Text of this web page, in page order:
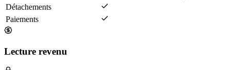
Détachements
Paiements
Lecture revenu